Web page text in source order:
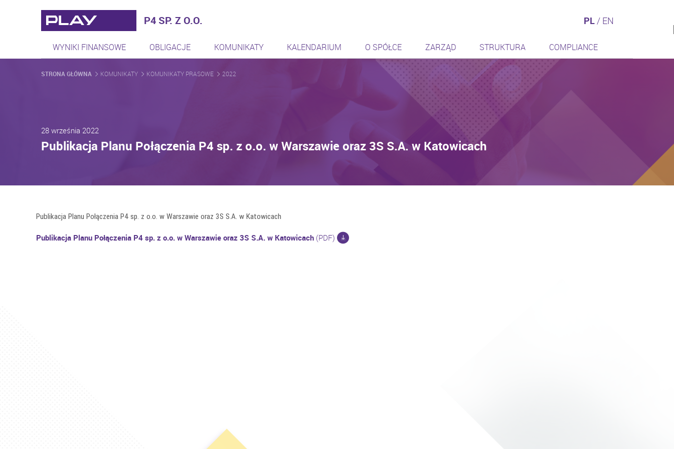
Play - Najszybciej rozwijająca się sieć
P4 SP. Z O.O. PL/ EN
WYNIKI FINANSOWE OBLIGACJE KOMUNIKATY KALENDARIUM O SPÓŁCE ZARZĄD STRUKTURA COMPLIANCE
STRONA GŁÓWNA KOMUNIKATY KOMUNIKATY PRASOWE 2022
28 września 2022
Publikacja Planu Połączenia P4 sp. z o.o. w Warszawie oraz 3S S.A. w Katowicach
Publikacja Planu Połączenia P4 sp. z o.o. w Warszawie oraz 3S S.A. w Katowicach
Publikacja Planu Połączenia P4 sp. z o.o. w Warszawie oraz 3S S.A. w Katowicach (PDF)